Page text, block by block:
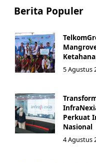
Berita Populer
5 Agustus
Perkuat
Nasional
4 Agustus